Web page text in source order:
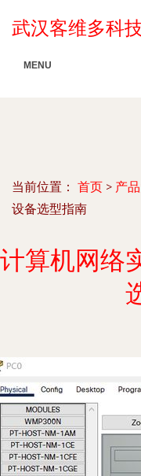
武汉客维多科
MENU
当前位置： 首页 > 产
设备选型指南
计算机网络